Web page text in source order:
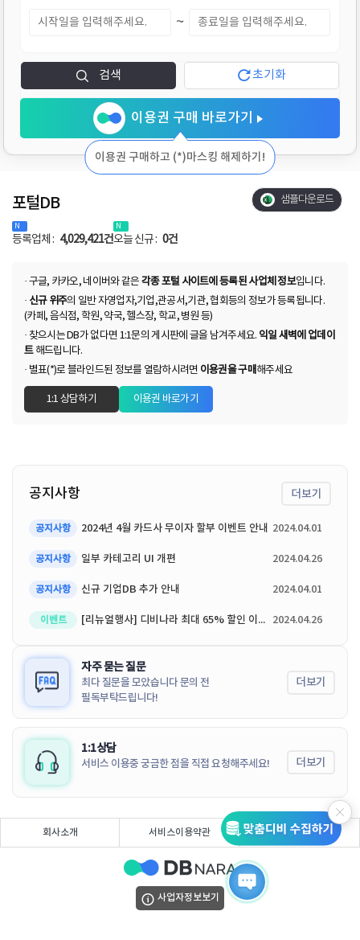
~
검색 초기화
이용권 구매 바로가기
이용권 구매하고 (*)마스킹 해제하기!
포털DB
등록업체 : 4,029,421건오늘 신규 : 0건
샘플다운로드
· 구글, 카카오, 네이버와 같은 각종 포털 사이트에 등록된 사업체 정보입니다.
· 신규 위주의 일반 자영업자,기업,관공서,기관, 협회등의 정보가 등록됩니다.
(카페, 음식점, 학원, 약국, 헬스장, 학교, 병원 등)
· 찾으시는 DB가 없다면 1:1문의 게시판에 글을 남겨주세요. 익일 새벽에 업데이
트해드립니다.
· 별표(*)로 블라인드된 정보를 열람하시려면 이용권을 구매 해주세요
1:1 상담하기 이용권 바로가기
공지사항 더보기
공지사항 2024년 4월 카드사 무이자 할부 이벤트 안내 2024.04.01
공지사항 일부 카테고리 UI 개편 2024.04.26
공지사항 신규 기업DB 추가 안내 2024.04.01
이벤트 [리뉴얼행사] 디비나라 최대 65% 할인 이벤트 2024.04.26
자주 묻는 질문
최다 질문을 모았습니다 문의 전
필독부탁드립니다!
더보기
1:1상담
서비스 이용중 궁금한 점을 직접 요청해주세요! 더보기
회사소개 서비스이용약관 개인정보처리방침
사업자정보보기